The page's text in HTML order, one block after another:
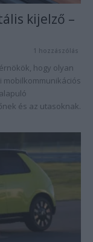
kijelző –
1 hozzászólás
hogy olyan
és az utasoknak.